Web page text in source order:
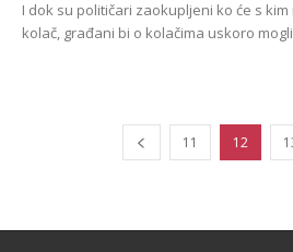
I dok su političari zaokupljeni ko će s
kolač, građani bi o kolačima uskoro
11 12